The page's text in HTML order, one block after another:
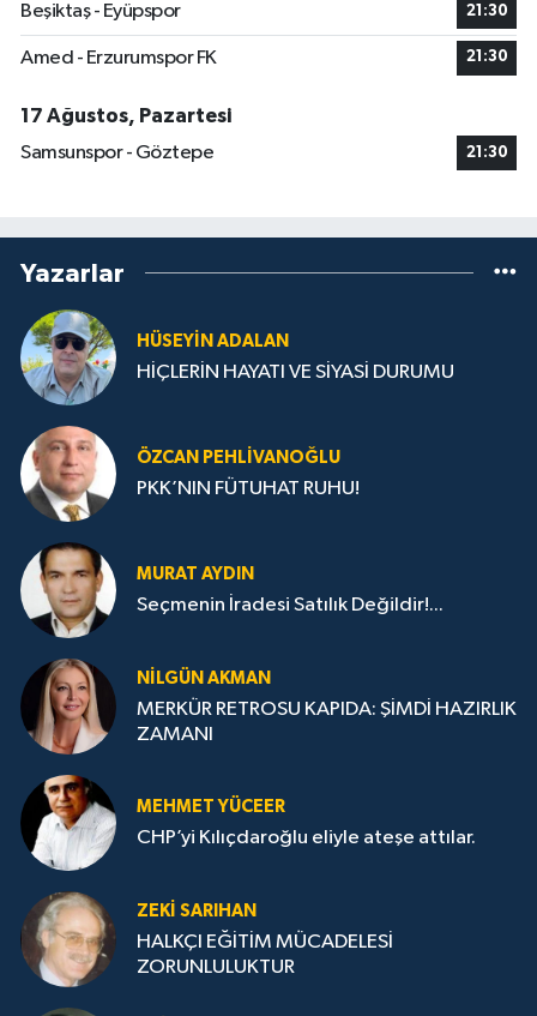
Beşiktaş - Eyüpspor 21:30
Amed - Erzurumspor FK 21:30
17 Ağustos, Pazartesi
Samsunspor - Göztepe
21:30
Yazarlar
HÜSEYIN ADALAN
HİÇLERİN HAYATI VE SİYASİ DURUMU
ÖZCAN PEHLIVANOĞLU
PKK’NIN FÜTUHAT RUHU!
MURAT AYDIN
Seçmenin İradesi Satılık Değildir!...
NILGÜN AKMAN
MERKÜR RETROSU KAPIDA: ŞİMDİ HAZIRLIK
ZAMANI
MEHMET YÜCEER
CHP’yi Kılıçdaroğlu eliyle ateşe attılar.
ZEKI SARIHAN
HALKÇI EĞİTİM MÜCADELESİ
ZORUNLULUKTUR